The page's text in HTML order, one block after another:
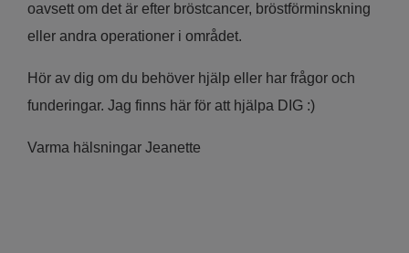
oavsett om det är efter bröstcancer, bröstförminskning
eller andra operationer i området.
Hör av dig om du behöver hjälp eller har frågor och
funderingar. Jag finns här för att hjälpa DIG :)
Varma hälsningar Jeanette